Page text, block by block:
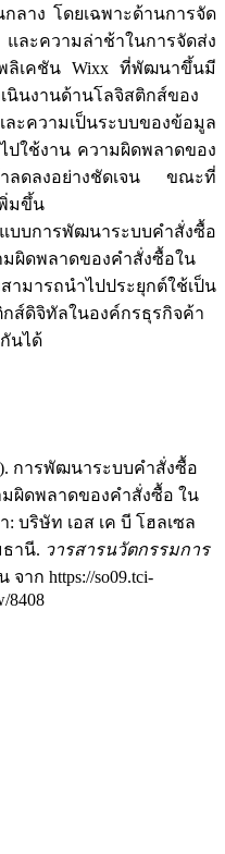
ลาง โดยเฉพาะด้านการจัด
ะความล่าช้าในการจัดส่ง
ลิเคชัน Wixx ที่พัฒนาขึ้นมี
นินงานด้านโลจิสติกส์ของ
ะความเป็นระบบของข้อมูล
ปใช้งาน ความผิดพลาดของ
าลดลงอย่างชัดเจน ขณะที่
มขึ้น
บบการพัฒนาระบบคำสั่งซื้อ
ผิดพลาดของคำสั่งซื้อใน
ารถนำไปประยุกต์ใช้เป็น
ส์ดิจิทัลในองค์กรธุรกิจค้า
นได้
การพัฒนาระบบคำสั่งซื้อ
ผิดพลาดของคำสั่งซื้อ ใน
บริษัท เอส เค บี โฮลเซล
านี. วารสารนวัตกรรมการ
จาก https://so09.tci-
8408